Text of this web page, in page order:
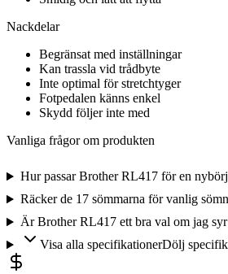
Nackdelar
Begränsat med inställningar
Kan trassla vid trådbyte
Inte optimal för stretchtyger
Fotpedalen känns enkel
Skydd följer inte med
Vanliga frågor om produkten
Hur passar Brother RL417 för en
Räcker de 17 sömmarna för vanlig
Är Brother RL417 ett bra val om jag
Visa alla specifikationerDölj